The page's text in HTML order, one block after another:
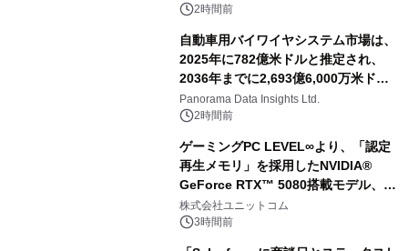
2時間前
自動車用バイワイヤシステム市場は、
2025年に782億米ドルと推定され、
2036年までに2,693億6,000万米ドル
に達すると予測されており、予測期間
（2026年～2036年）
Panorama Data Insights Ltd.
2時間前
ゲーミングPC LEVEL∞より、「認定
再生メモリ」を採用したNVIDIA®
GeForce RTX™ 5080搭載モデル、
NVIDIA® GeForce RTX™ 5070 Ti搭
載モデルを販売開始
株式会社ユニットコム
3時間前